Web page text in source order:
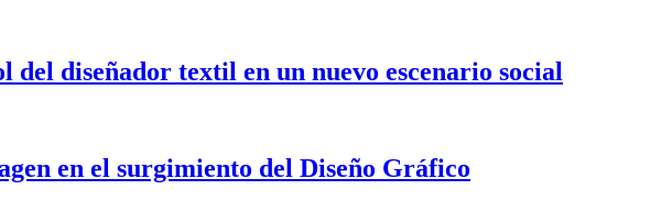
diseñador textil en un nuevo escenario social
en el surgimiento del Diseño Gráfico